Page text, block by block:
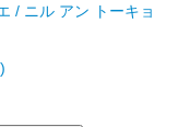
/ ニル アン トーキョ